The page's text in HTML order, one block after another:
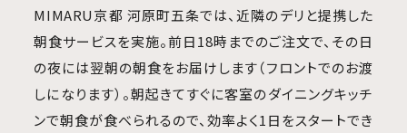
MIMARU京都 河原町五条では、近隣のデリと提携した
朝食サービスを実施。前日18時までのご注文で、その日
の夜には翌朝の朝食をお届けします（フロントでのお渡
しになります）。朝起きてすぐに客室のダイニングキッチ
ンで朝食が食べられるので、効率よく1日をスタートでき